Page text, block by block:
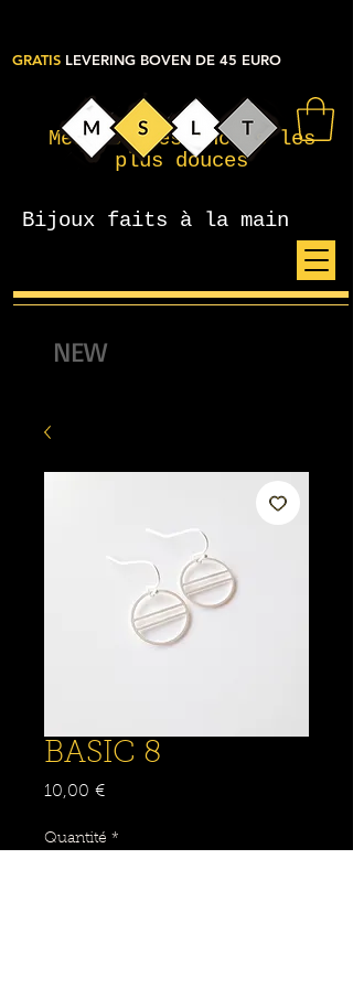
Mes petites choses les
plus douces
Bijoux faits à la main
GRATIS LEVERING BOVEN DE 45 EURO
NEW
BASIC 8
10,00 €Prix
Quantité *